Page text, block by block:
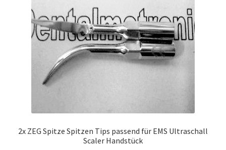
2x ZEG Spitze Spitzen Tips passend für EMS Ultraschall
Scaler Handstück